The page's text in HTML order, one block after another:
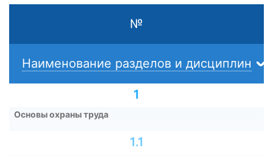
№
Наименование разделов и дисциплин
1
Основы охраны труда
1.1